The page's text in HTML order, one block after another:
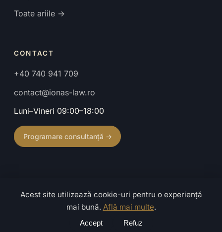
Toate ariile →
CONTACT
+40 740 941 709
contact@ionas-law.ro
Luni–Vineri 09:00–18:00
Programare consultanță →
© 2026 Cabinet de Avocat Ionaș Mihaela. Toate drepturile
Termeni·
Acest site utilizează cookie-uri pentru o experiență
mai bună. Află mai multe.
Accept Refuz